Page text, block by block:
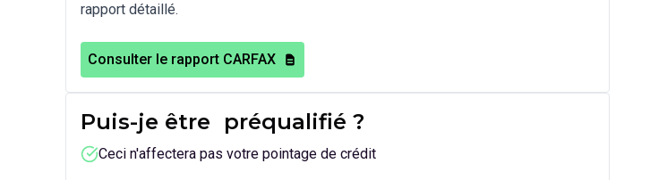
rapport détaillé.
Consulter le rapport CARFAX
Puis-je être préqualifié ?
Ceci n'affectera pas votre pointage de crédit